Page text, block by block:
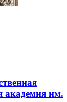
академия им.